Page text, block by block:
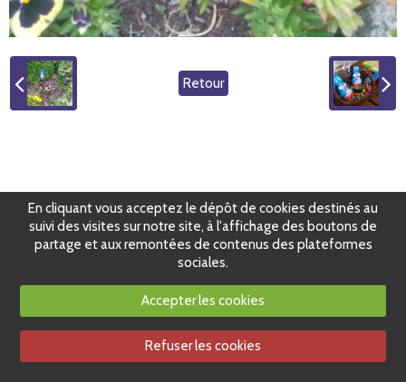
Retour
En cliquant vous acceptez le dépôt de cookies destinés au
suivi des visites sur notre site, à l'affichage des boutons de
partage et aux remontées de contenus des plateformes
sociales.
Accepter les cookies
Refuser les cookies